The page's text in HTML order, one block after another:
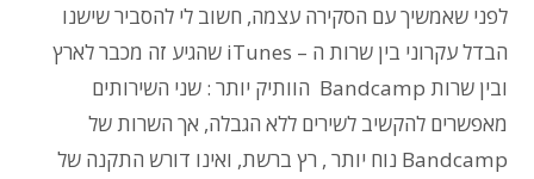
לפני שאמשיך עם הסקירה עצמה, חשוב לי להסביר שישנו
הבדל עקרוני בין שרות ה – iTunes שהגיע זה מכבר לארץ
ובין שרות Bandcamp הוותיק יותר : שני השירותים
מאפשרים להקשיב לשירים ללא הגבלה, אך השרות של
Bandcamp נוח יותר , רץ ברשת, ואינו דורש התקנה של